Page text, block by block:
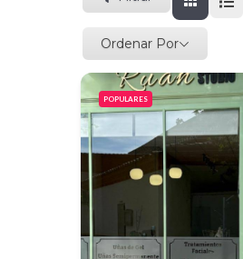
Ordenar Por
POPULARES